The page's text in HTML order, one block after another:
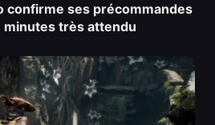
confirme ses précommandes
minutes très attendu